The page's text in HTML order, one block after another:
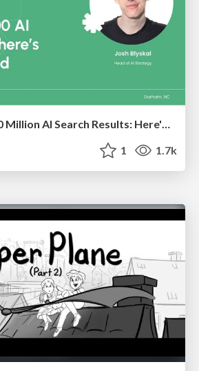
We Analyzed 250 Million AI Search Results: Here's What I Found
1 1.7k